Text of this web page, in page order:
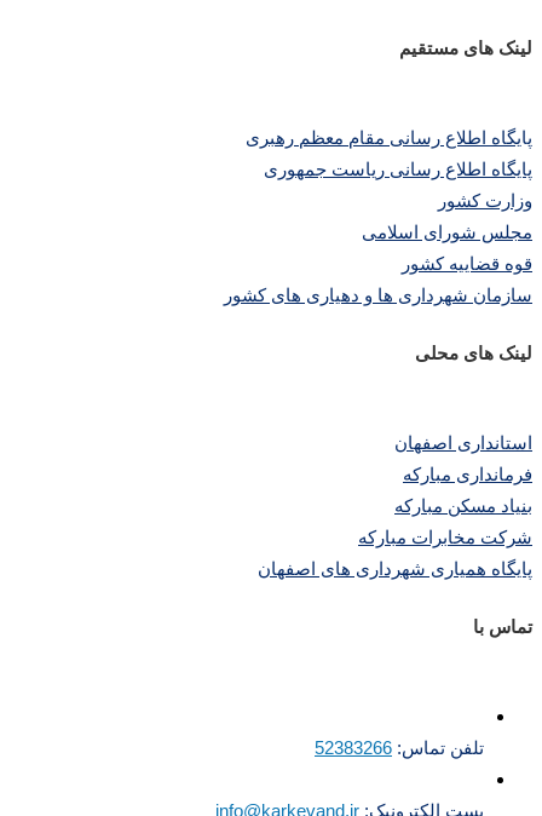
لینک های مستقیم
پایگاه اطلاع رسانی مقام معظم رهبری
پایگاه اطلاع رسانی ریاست جمهوری
وزارت کشور
مجلس شورای اسلامی
قوه قضاییه کشور
سازمان شهرداری ها و دهیاری های کشور
لینک های محلی
استانداری اصفهان
فرمانداری مبارکه
بنیاد مسکن مبارکه
شرکت مخابرات مبارکه
پایگاه همیاری شهرداری های اصفهان
تماس با
تلفن تماس: 52383266
پست الکترونیک: info@karkevand.ir